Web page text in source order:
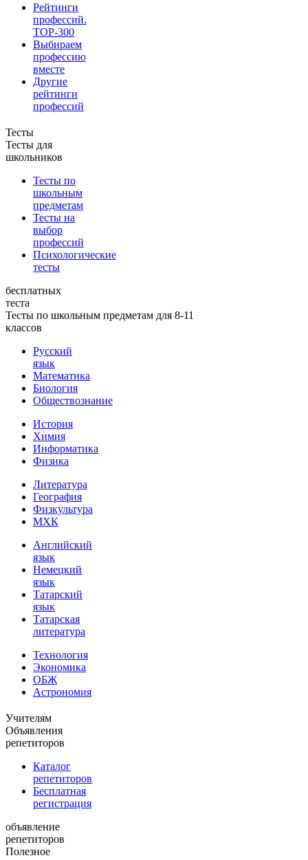
Рейтинги
профессий.
TOP-300
Выбираем
профессию
вместе
Другие
рейтинги
профессий
Тесты
Тесты для
школьников
Тесты по
школьным
предметам
Тесты на
выбор
профессий
Психологические
тесты
бесплатных
теста
Тесты по школьным предметам для 8-11
классов
Русский
язык
Математика
Биология
Обществознание
История
Химия
Информатика
Физика
Литература
География
Физкультура
МХК
Английский
язык
Немецкий
язык
Татарский
язык
Татарская
литература
Технология
Экономика
ОБЖ
Астрономия
Учителям
Объявления
репетиторов
Каталог
репетиторов
Бесплатная
регистрация
объявление
репетиторов
Полезное